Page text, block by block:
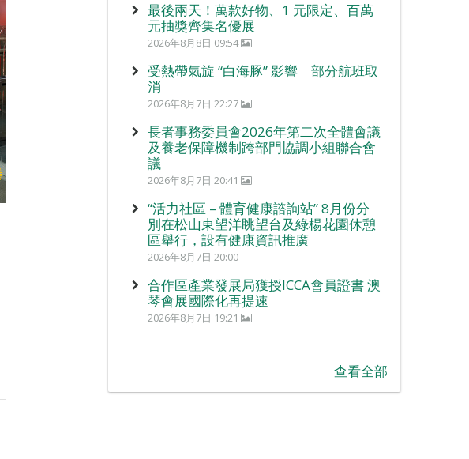
最後兩天！萬款好物、1 元限定、百萬
元抽獎齊集名優展
2026年8月8日 09:54
受熱帶氣旋 “白海豚” 影響 部分航班取
消
2026年8月7日 22:27
長者事務委員會2026年第二次全體會議
及養老保障機制跨部門協調小組聯合會
議
2026年8月7日 20:41
“活力社區 – 體育健康諮詢站” 8月份分
別在松山東望洋眺望台及綠楊花園休憩
區舉行，設有健康資訊推廣
2026年8月7日 20:00
合作區產業發展局獲授ICCA會員證書 澳
琴會展國際化再提速
2026年8月7日 19:21
查看全部